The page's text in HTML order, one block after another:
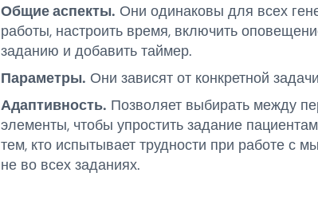
Общие аспекты. Они одинаковы для всех
работы, настроить время, включить
заданию и добавить таймер.
Параметры. Они зависят от конкретной
Адаптивность. Позволяет выбирать между
элементы, чтобы упростить задание
тем, кто испытывает трудности при работе с
не во всех заданиях.